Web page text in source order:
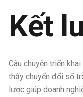
Kết
Câu chuyện triển
thấy chuyển đổi số
lược giúp doanh